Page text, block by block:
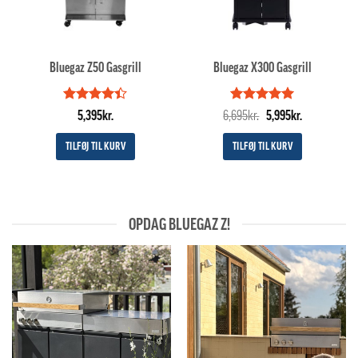
Bluegaz Z50 Gasgrill
Vurderet
ud af
5,395kr.
TILFØJ TIL KURV
Bluegaz X300 Gasgrill
Vurderet5
ud af 5
6,695kr. Den
oprindelige
pris
var:
5,995kr.
TILFØJ TIL KURV
OPDAG BLUEGAZ Z!